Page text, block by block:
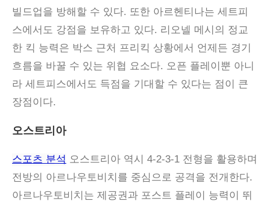
빌드업을 방해할 수 있다. 또한 아르헨티나는 세트피
스에서도 강점을 보유하고 있다. 리오넬 메시의 정교
한 킥 능력은 박스 근처 프리킥 상황에서 언제든 경기
흐름을 바꿀 수 있는 위협 요소다. 오픈 플레이뿐 아니
라 세트피스에서도 득점을 기대할 수 있다는 점이 큰
장점이다.
오스트리아
스포츠 분석 오스트리아 역시 4-2-3-1 전형을 활용하며
전방의 아르나우토비치를 중심으로 공격을 전개한다.
아르나우토비치는 제공권과 포스트 플레이 능력이 뛰